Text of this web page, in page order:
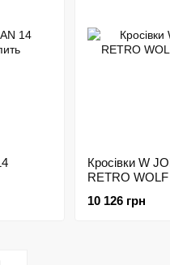
Кросівки W
RETRO
10 126 грн